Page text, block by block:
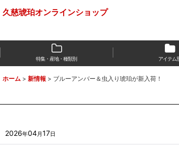
久慈琥珀オンラインショップ
特集・産地・種類別 アイテム
ホーム > 新情報 > ブルーアンバー＆虫入り琥珀が新入荷！
2026年04月17日